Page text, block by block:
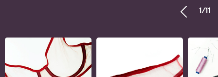
1/11